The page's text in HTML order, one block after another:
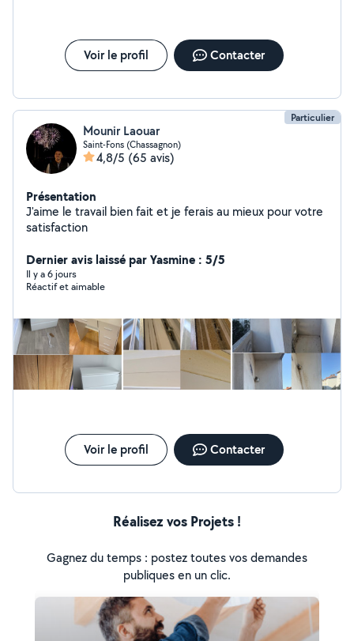
Voir le profil Contacter
Particulier
Mounir Laouar
Saint-Fons (Chassagnon)
4,8/5 (65 avis)
Présentation
J'aime le travail bien fait et je ferais au mieux pour votre
satisfaction
Dernier avis laissé par Yasmine : 5/5
Il y a 6 jours
Réactif et aimable
Voir le profil Contacter
Réalisez vos Projets !
Gagnez du temps : postez toutes vos demandes
publiques en un clic.